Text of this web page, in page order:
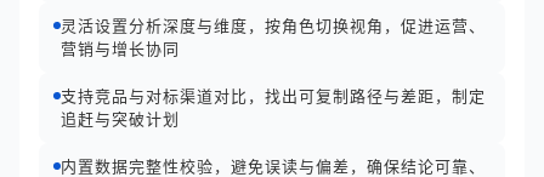
灵活设置分析深度与维度，按角色切换视角，促进运营、
营销与增长协同
支持竞品与对标渠道对比，找出可复制路径与差距，制定
追赶与突破计划
内置数据完整性校验，避免误读与偏差，确保结论可靠、